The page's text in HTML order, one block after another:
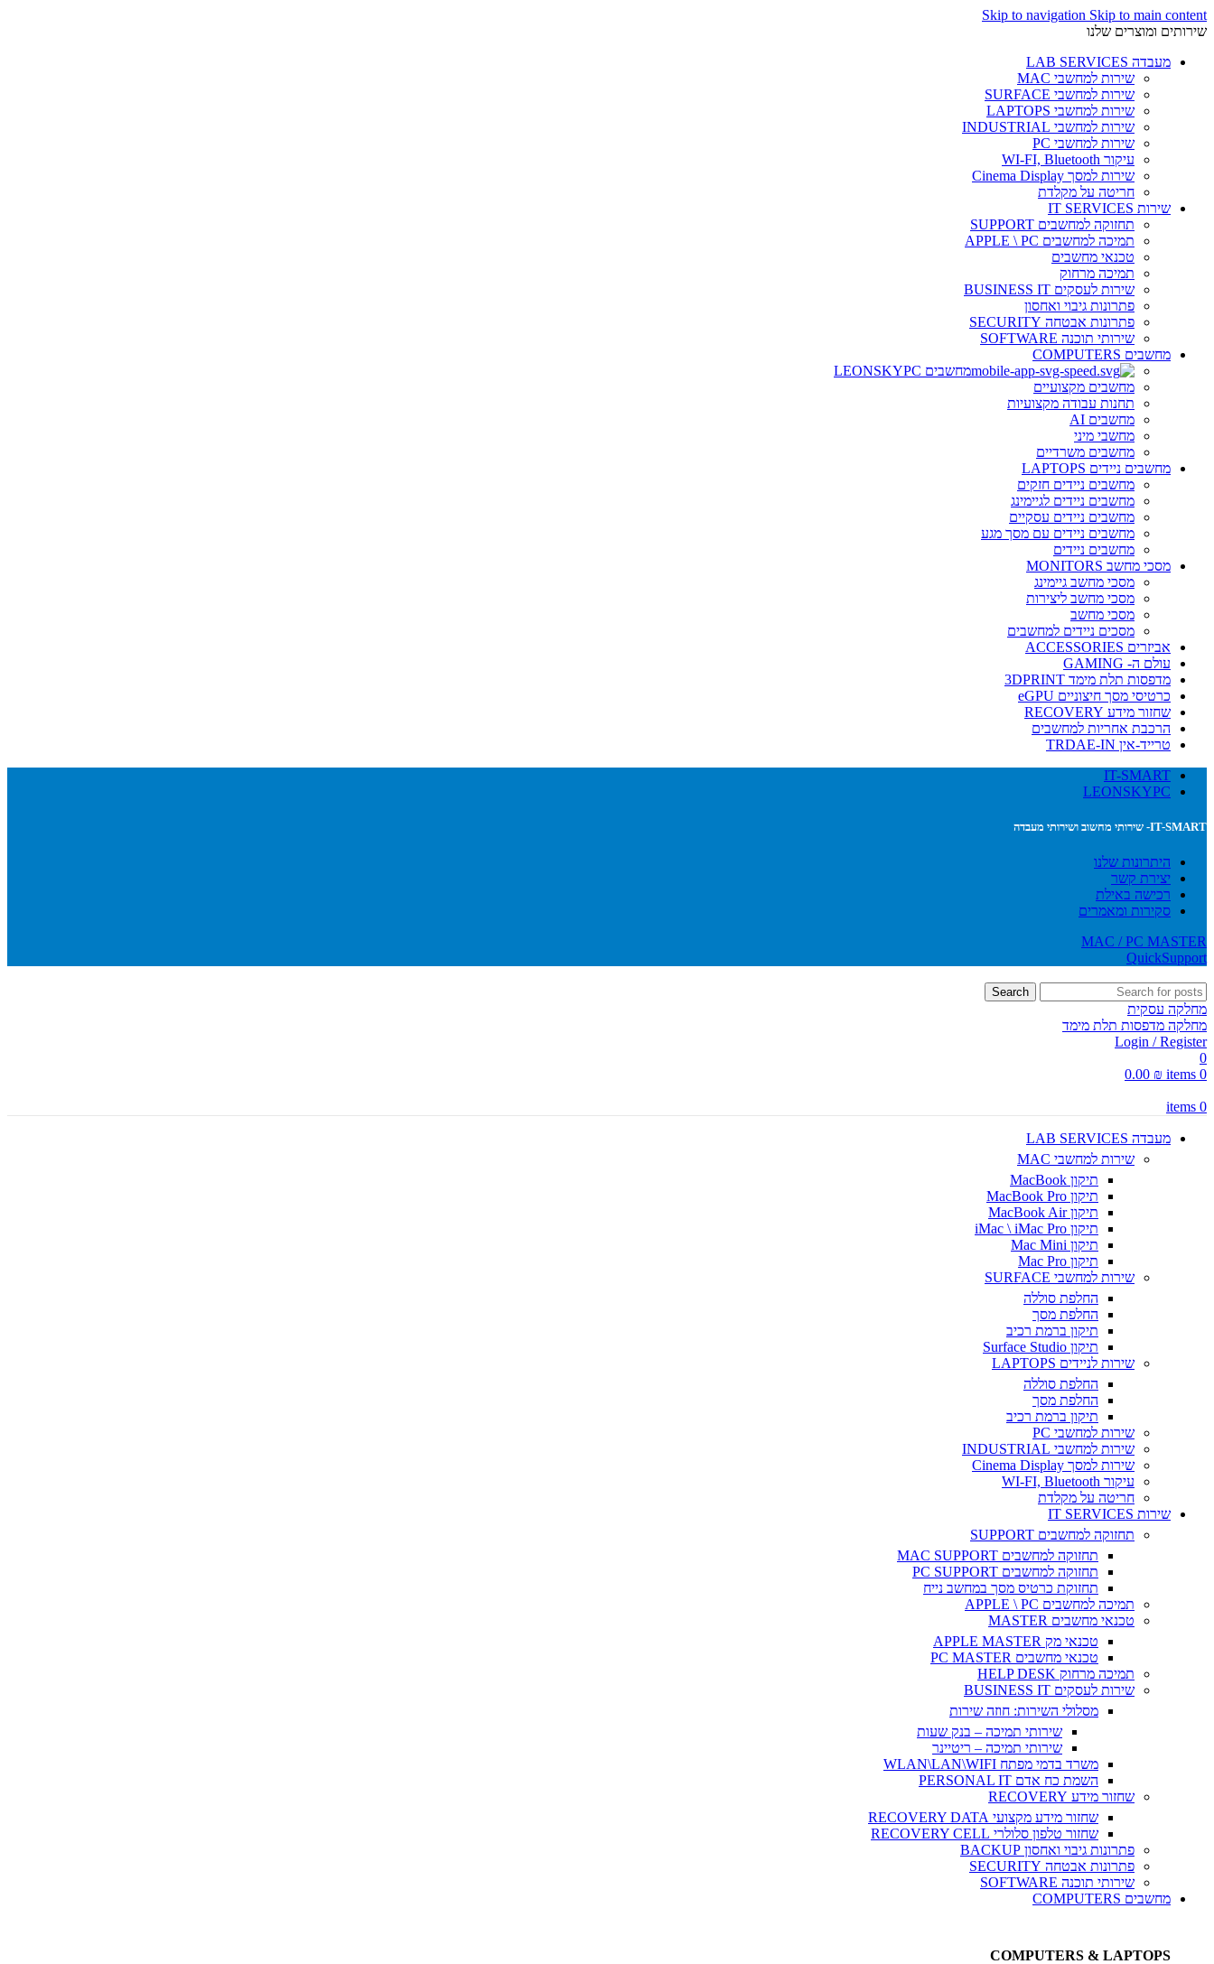
Skip to navigation Skip to main content
שירותים ומוצרים שלנו
מעבדה LAB SERVICES
שירות למחשבי MAC
שירות למחשבי SURFACE
שירות למחשבי LAPTOPS
שירות למחשבי INDUSTRIAL
שירות למחשבי PC
עיקור WI-FI, Bluetooth
שירות למסך Cinema Display
חריטה על מקלדת
שירות IT SERVICES
תחזוקה למחשבים SUPPORT
תמיכה למחשבים APPLE \ PC
טכנאי מחשבים
תמיכה מרחוק
שירות לעסקים BUSINESS IT
פתרונות גיבוי ואחסון
פתרונות אבטחה SECURITY
שירותי תוכנה SOFTWARE
מחשבים COMPUTERS
מחשבים LEONSKYPC
מחשבים מקצועיים
תחנות עבודה מקצועיות
מחשבים AI
מחשבי מיני
מחשבים משרדיים
מחשבים ניידים LAPTOPS
מחשבים ניידים חזקים
מחשבים ניידים לגיימינג
מחשבים ניידים עסקיים
מחשבים ניידים עם מסך מגע
מחשבים ניידים
מסכי מחשב MONITORS
מסכי מחשב גיימינג
מסכי מחשב ליצירות
מסכי מחשב
מסכים ניידים למחשבים
אביזרים ACCESSORIES
עולם ה- GAMING
מדפסות תלת מימד 3DPRINT
כרטיסי מסך חיצוניים eGPU
שחזור מידע RECOVERY
הרכבת אחריות למחשבים
טרייד-אין TRDAE-IN
IT-SMART
LEONSKYPC
IT-SMART- שירותי מחשוב ושירותי מעבדה
היתרונות שלנו
יצירת קשר
רכישה באילת
סקירות ומאמרים
MAC / PC MASTER
QuickSupport
Search
מחלקה עסקית
מחלקה מדפסות תלת מימד
Login / Register
0
0
items
0.00 ₪
0
items
מעבדה LAB SERVICES
שירות למחשבי MAC
תיקון MacBook
תיקון MacBook Pro
תיקון MacBook Air
תיקון iMac \ iMac Pro
תיקון Mac Mini
תיקון Mac Pro
שירות למחשבי SURFACE
החלפת סוללה
החלפת מסך
תיקון ברמת רכיב
תיקון Surface Studio
שירות לניידים LAPTOPS
החלפת סוללה
החלפת מסך
תיקון ברמת רכיב
שירות למחשבי PC
שירות למחשבי INDUSTRIAL
שירות למסך Cinema Display
עיקור WI-FI, Bluetooth
חריטה על מקלדת
שירות IT SERVICES
תחזוקה למחשבים SUPPORT
תחזוקה למחשבים MAC SUPPORT
תחזוקה למחשבים PC SUPPORT
תחזוקת כרטיס מסך במחשב נייח
תמיכה למחשבים APPLE \ PC
טכנאי מחשבים MASTER
טכנאי מק APPLE MASTER
טכנאי מחשבים PC MASTER
תמיכה מרחוק HELP DESK
שירות לעסקים BUSINESS IT
מסלולי השירות: חוזה שירות
שירותי תמיכה – בנק שעות
שירותי תמיכה – ריטיינר
משרד בדמי מפתח WLAN\LAN\WIFI
השמת כח אדם PERSONAL IT
שחזור מידע RECOVERY
שחזור מידע מקצועי RECOVERY DATA
שחזור טלפון סלולרי RECOVERY CELL
פתרונות גיבוי ואחסון BACKUP
פתרונות אבטחה SECURITY
שירותי תוכנה SOFTWARE
מחשבים COMPUTERS
COMPUTERS & LAPTOPS